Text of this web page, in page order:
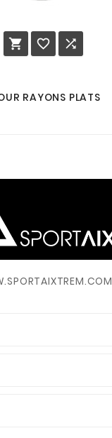
  
RAYONS PLATS